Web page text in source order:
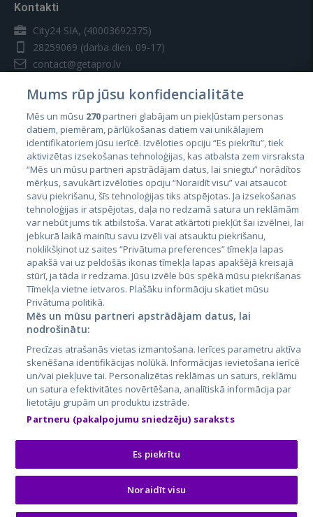
Kontakti
City24 SIA, (40003692375)
28259069 (darba dien. 09-17)
contact@getapro.lv
Valstis
Igaunija
Latvija
Lietuva
City24.lv
City24.ee
GetaPro.lv
GetaPro.ee
Skelbiu.lt
Autoplius.lt
Aruodas.lt
CVbankas.lt
Kainos.lt
Paslaugos.lt
auto24.ee
Osta.ee
KuldneBörs.ee
© 2026 GetaPro. Visas tiesības aizsargātas.
Mums rūp jūsu konfidencialitāte
Mēs un mūsu 270partneri glabājam un piekļūstam personas
datiem, piemēram, pārlūkošanas datiem vai unikālajiem
identifikatoriem jūsu ierīcē. Izvēloties opciju “Es piekrītu”, tiek
aktivizētas izsekošanas tehnoloģijas, kas atbalsta zem virsraksta
“Mēs un mūsu partneri apstrādājam datus, lai sniegtu” norādītos
mērķus, savukārt izvēloties opciju “Noraidīt visu” vai atsaucot
savu piekrišanu, šīs tehnoloģijas tiks atspējotas. Ja izsekošanas
tehnoloģijas ir atspējotas, daļa no redzamā satura un reklāmām
var nebūt jums tik atbilstoša. Varat atkārtoti piekļūt šai izvēlnei, lai
jebkurā laikā mainītu savu izvēli vai atsauktu piekrišanu,
noklikšķinot uz saites “Privātuma preferences” tīmekļa lapas
apakšā vai uz peldošās ikonas tīmekļa lapas apakšējā kreisajā
stūrī, ja tāda ir redzama. Jūsu izvēle būs spēkā mūsu piekrišanas
Tīmekļa vietne ietvaros. Plašāku informāciju skatiet mūsu
Privātuma politikā.
Mēs un mūsu partneri apstrādājam datus, lai
nodrošinātu:
Precīzas atrašanās vietas izmantošana. Ierīces parametru aktīva
skenēšana identifikācijas nolūkā. Informācijas ievietošana ierīcē
un/vai piekļuve tai. Personalizētas reklāmas un saturs, reklāmu
un satura efektivitātes novērtēšana, analītiskā informācija par
lietotāju grupām un produktu izstrāde.
Partneru (pakalpojumu sniedzēju) saraksts
Es piekrītu
Noraidīt visu